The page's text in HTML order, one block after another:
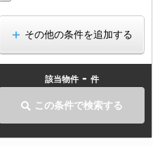
その他の条件を追加する
該当物件 - 件
この条件で検索する